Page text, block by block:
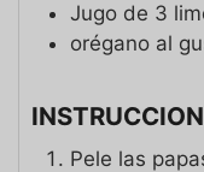
Jugo de 3
orégano al
Pele las